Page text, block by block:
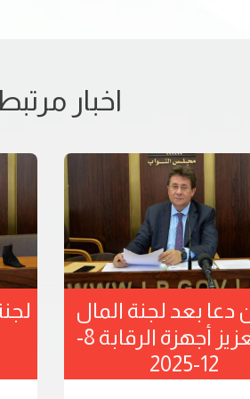
اخبار
لجنة المال:
موازنة